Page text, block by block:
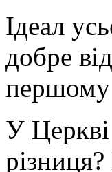
Ідеал
добре
першому
У